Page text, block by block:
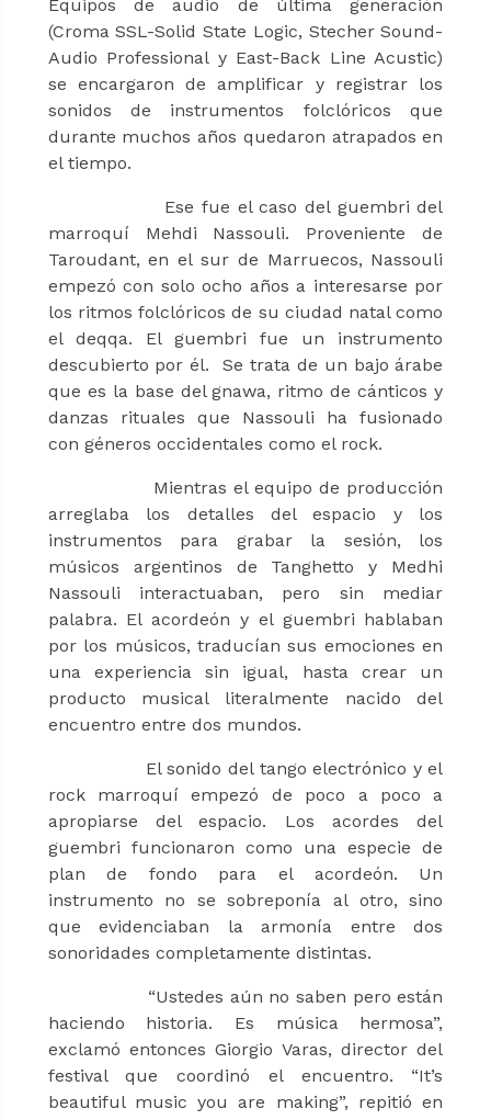
Equipos de audio de última generación
(Croma SSL-Solid State Logic, Stecher Sound-
Audio Professional y East-Back Line Acustic)
se encargaron de amplificar y registrar los
sonidos de instrumentos folclóricos que
durante muchos años quedaron atrapados en
el tiempo.
Ese fue el caso del guembri del
marroquí Mehdi Nassouli. Proveniente de
Taroudant, en el sur de Marruecos, Nassouli
empezó con solo ocho años a interesarse por
los ritmos folclóricos de su ciudad natal como
el deqqa. El guembri fue un instrumento
descubierto por él. Se trata de un bajo árabe
que es la base del gnawa, ritmo de cánticos y
danzas rituales que Nassouli ha fusionado
con géneros occidentales como el rock.
Mientras el equipo de producción
arreglaba los detalles del espacio y los
instrumentos para grabar la sesión, los
músicos argentinos de Tanghetto y Medhi
Nassouli interactuaban, pero sin mediar
palabra. El acordeón y el guembri hablaban
por los músicos, traducían sus emociones en
una experiencia sin igual, hasta crear un
producto musical literalmente nacido del
encuentro entre dos mundos.
El sonido del tango electrónico y el
rock marroquí empezó de poco a poco a
apropiarse del espacio. Los acordes del
guembri funcionaron como una especie de
plan de fondo para el acordeón. Un
instrumento no se sobreponía al otro, sino
que evidenciaban la armonía entre dos
sonoridades completamente distintas.
“Ustedes aún no saben pero están
haciendo historia. Es música hermosa”,
exclamó entonces Giorgio Varas, director del
festival que coordinó el encuentro. “It’s
beautiful music you are making”, repitió en